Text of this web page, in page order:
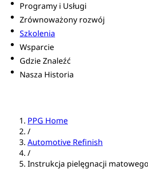
Programy i Usługi
Zrównoważony rozwój
Szkolenia
Wsparcie
Gdzie Znaleźć
Nasza Historia
PPG Home
/
Automotive Refinish
/
Instrukcja pielęgnacji